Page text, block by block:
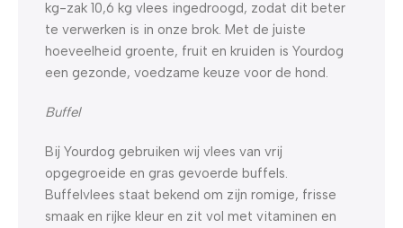
kg-zak 10,6 kg vlees ingedroogd, zodat dit beter
te verwerken is in onze brok. Met de juiste
hoeveelheid groente, fruit en kruiden is Yourdog
een gezonde, voedzame keuze voor de hond.
Buffel
Bij Yourdog gebruiken wij vlees van vrij
opgegroeide en gras gevoerde buffels.
Buffelvlees staat bekend om zijn romige, frisse
smaak en rijke kleur en zit vol met vitaminen en